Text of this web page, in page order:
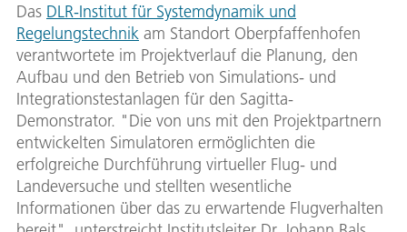
Das DLR-Institut für Systemdynamik und
Regelungstechnik am Standort Oberpfaffenhofen
verantwortete im Projektverlauf die Planung, den
Aufbau und den Betrieb von Simulations- und
Integrationstestanlagen für den Sagitta-
Demonstrator. "Die von uns mit den Projektpartnern
entwickelten Simulatoren ermöglichten die
erfolgreiche Durchführung virtueller Flug- und
Landeversuche und stellten wesentliche
Informationen über das zu erwartende Flugverhalten